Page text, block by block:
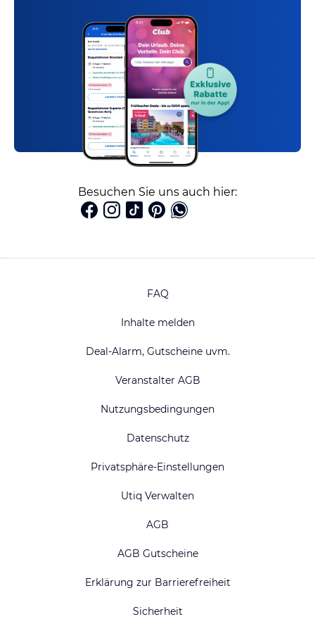
Besuchen Sie uns auch hier:
FAQ
Inhalte melden
Deal-Alarm, Gutscheine uvm.
Veranstalter AGB
Nutzungsbedingungen
Datenschutz
Privatsphäre-Einstellungen
Utiq Verwalten
AGB
AGB Gutscheine
Erklärung zur Barrierefreiheit
Sicherheit